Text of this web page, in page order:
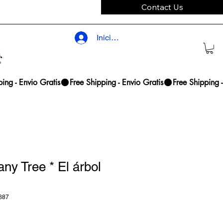
Contact Us
Iniciar sesión
Tree * El árbol